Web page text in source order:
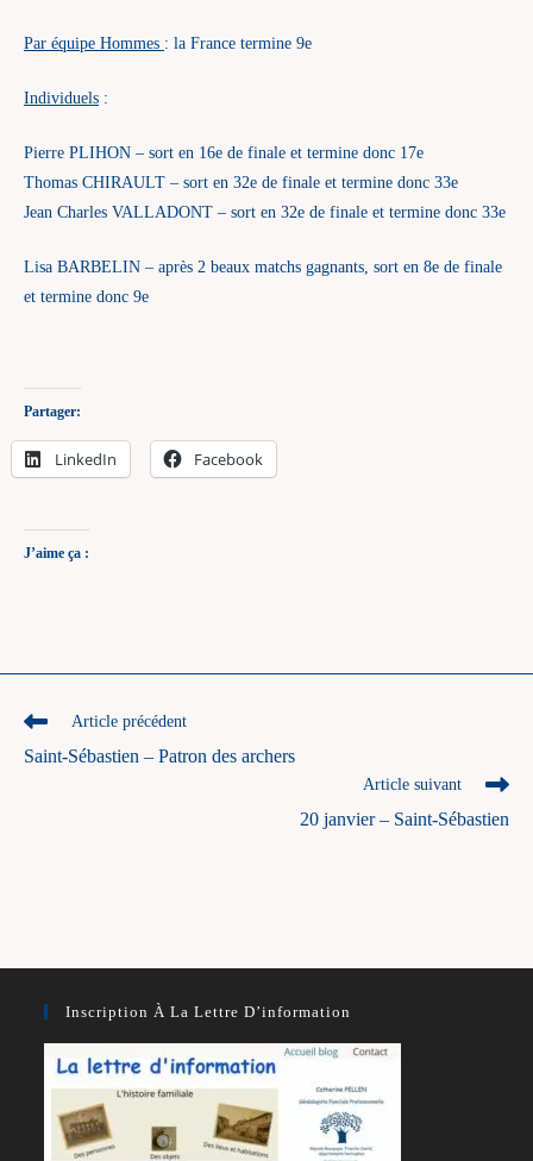
Par équipe Hommes : la France termine 9e
Individuels :
Pierre PLIHON – sort en 16e de finale et termine donc 17e
Thomas CHIRAULT – sort en 32e de finale et termine donc 33e
Jean Charles VALLADONT – sort en 32e de finale et termine donc 33e
Lisa BARBELIN – après 2 beaux matchs gagnants, sort en 8e de finale
et termine donc 9e
Partager:
LinkedIn Facebook
J’aime ça :
Read
articles
Article précédent
Saint-Sébastien – Patron des archers
Article suivant
20 janvier – Saint-Sébastien
Inscription À La Lettre D’information